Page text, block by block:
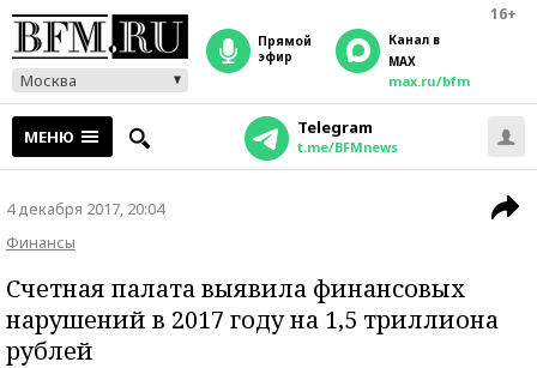
16+
Москва
прямой
эфир
Канал в
MAX
max.ru/bfm
МЕНЮ Telegram
t.me/BFMnews
4 декабря 2017, 20:04
Финансы
Счетная палата выявила финансовых
нарушений в 2017 году на 1,5 триллиона
рублей